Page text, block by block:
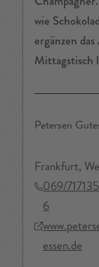
wie
ergänzen
Mittagstisch
Petersen
Frankfurt,
069/
6
essen.de